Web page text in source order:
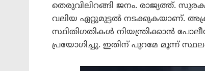
തെരുവിലിറങ്ങി ജനം. രാജ്യത്ത്.
വലിയ ഏറ്റുമുട്ടൽ നടക്കുകയാണ്.
സ്ഥിതിഗതികൾ നിയന്ത്രിക്കാൻ
പ്രയോഗിച്ചു. ഇതിന് പുറമേ മൂന്ന്